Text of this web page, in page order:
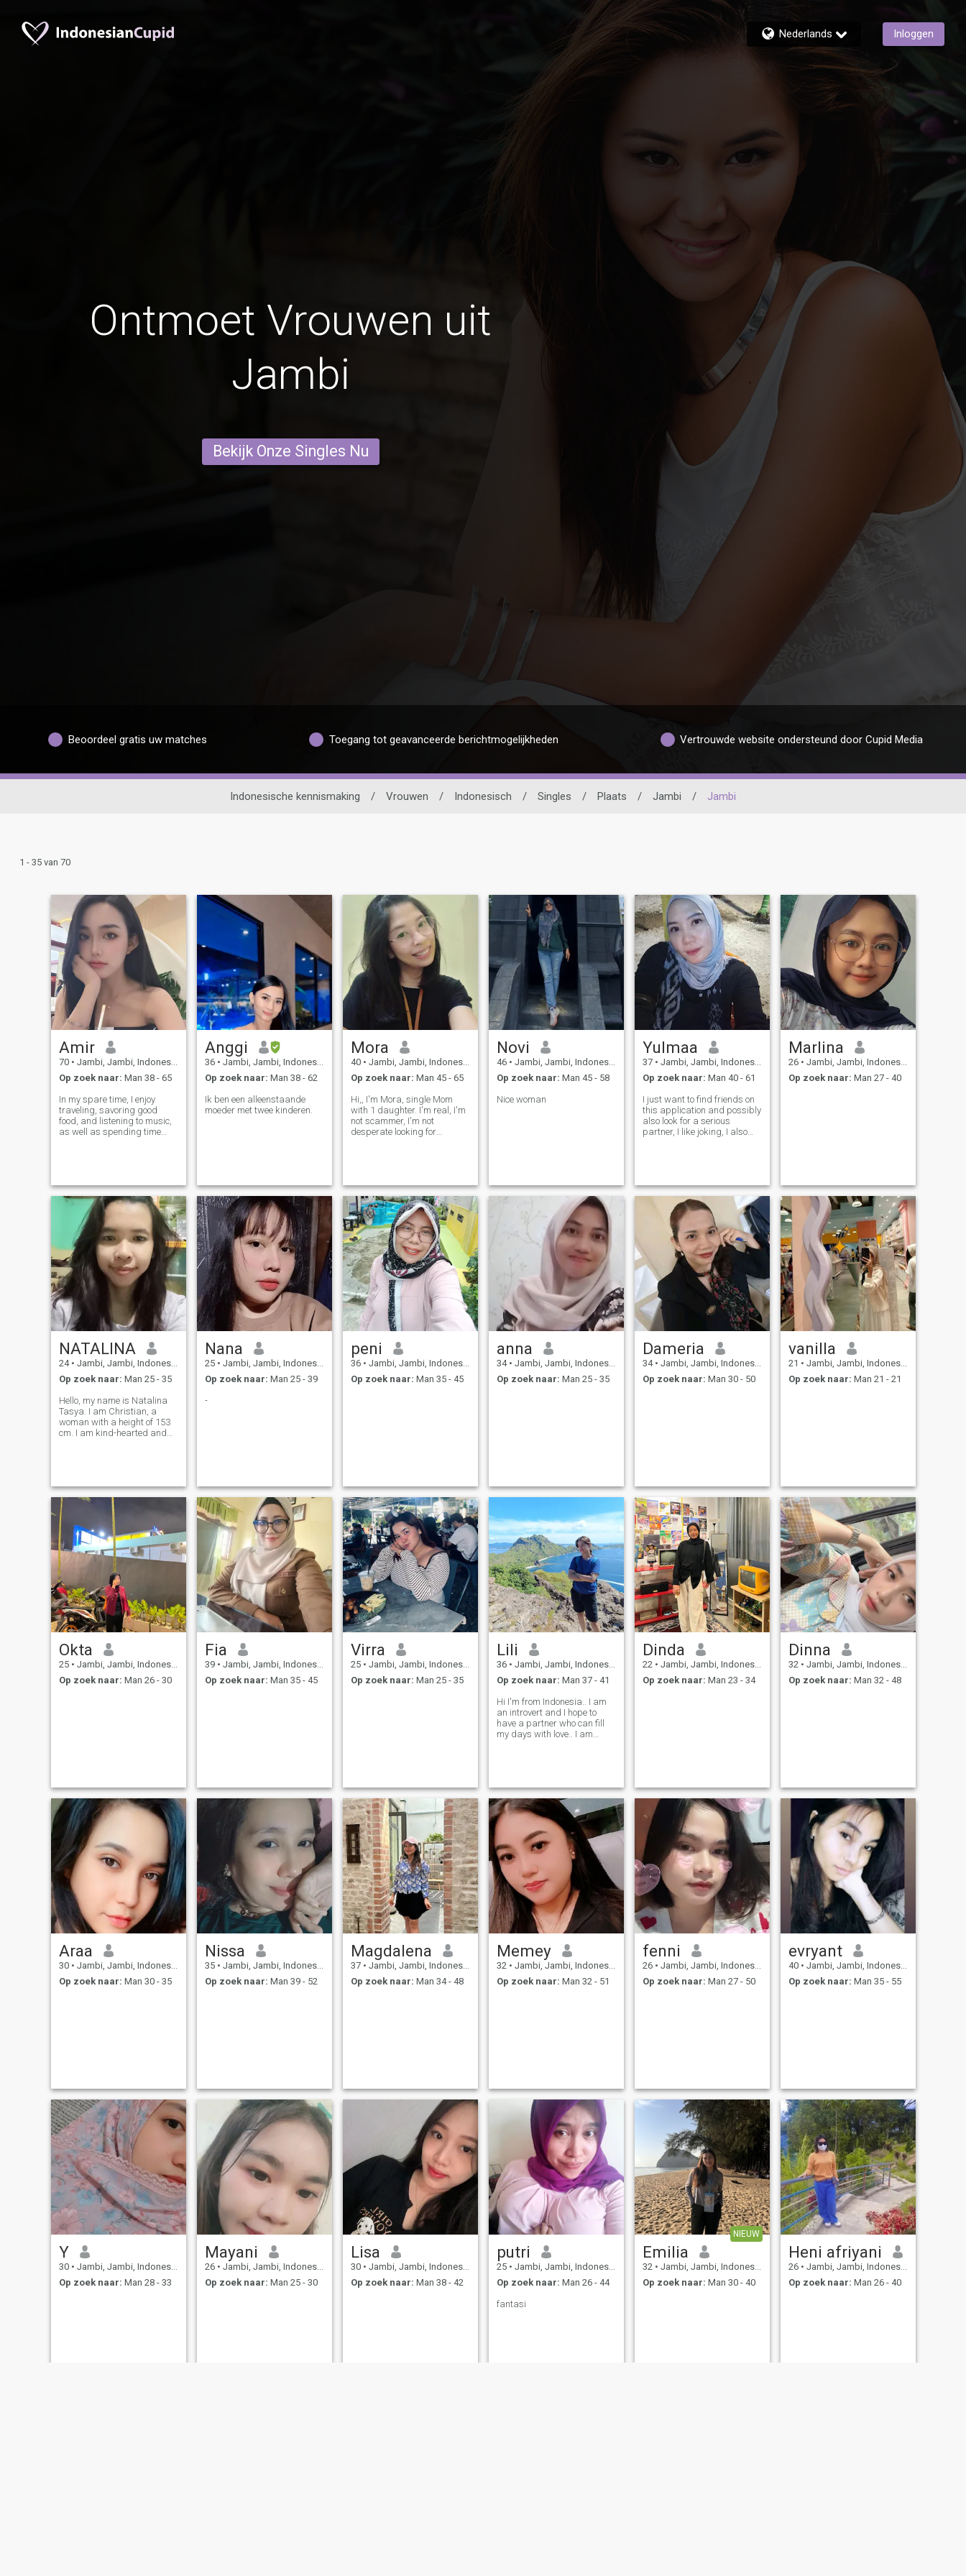
Nederlands Inloggen
Ontmoet Vrouwen uit
Jambi
Bekijk Onze Singles Nu
Beoordeel gratis uw matches Toegang tot geavanceerde berichtmogelijkheden Vertrouwde website ondersteund door Cupid Media
Indonesische kennismaking / Vrouwen / Indonesisch / Singles / Plaats / Jambi / Jambi
1 - 35 van 70
Amir
70 • Jambi, Jambi, Indonesië
Op zoek naar: Man 38 - 65
In my spare time, I enjoy
traveling, savoring good
food, and listening to music,
as well as spending time
finding someone to share lif
Anggi
36 • Jambi, Jambi, Indonesië
Op zoek naar: Man 38 - 62
Ik ben een alleenstaande
moeder met twee kinderen.
Mora
40 • Jambi, Jambi, Indonesië
Op zoek naar: Man 45 - 65
Hi,, I'm Mora, single Mom
with 1 daughter. I'm real, I'm
not scammer, I'm not
desperate looking for
for sure bcz that is what I
like to do.
Novi
46 • Jambi, Jambi, Indonesië
Op zoek naar: Man 45 - 58
Nice woman
Yulmaa
37 • Jambi, Jambi, Indonesië
Op zoek naar: Man 40 - 61
I just want to find friends on
this application and possibly
also look for a serious
partner, I like joking, I also
Marlina
26 • Jambi, Jambi, Indonesië
Op zoek naar: Man 27 - 40
NATALINA
24 • Jambi, Jambi, Indonesië
Op zoek naar: Man 25 - 35
Hello, my name is Natalina
Tasya. I am Christian, a
woman with a height of 153
cm. I am kind-hearted and
going for walks is my daily
routine ever
Nana
25 • Jambi, Jambi, Indonesië
Op zoek naar: Man 25 - 39
-
peni
36 • Jambi, Jambi, Indonesië
Op zoek naar: Man 35 - 45
anna
34 • Jambi, Jambi, Indonesië
Op zoek naar: Man 25 - 35
Dameria
34 • Jambi, Jambi, Indonesië
Op zoek naar: Man 30 - 50
vanilla
21 • Jambi, Jambi, Indonesië
Op zoek naar: Man 21 - 21
Okta
25 • Jambi, Jambi, Indonesië
Op zoek naar: Man 26 - 30
Fia
39 • Jambi, Jambi, Indonesië
Op zoek naar: Man 35 - 45
Virra
25 • Jambi, Jambi, Indonesië
Op zoek naar: Man 25 - 35
Lili
36 • Jambi, Jambi, Indonesië
Op zoek naar: Man 37 - 41
Hi I'm from Indonesia.. I am
an introvert and I hope to
have a partner who can fill
my days with love.. I am
about different cultur
Dinda
22 • Jambi, Jambi, Indonesië
Op zoek naar: Man 23 - 34
Dinna
32 • Jambi, Jambi, Indonesië
Op zoek naar: Man 32 - 48
Araa
30 • Jambi, Jambi, Indonesië
Op zoek naar: Man 30 - 35
Nissa
35 • Jambi, Jambi, Indonesië
Op zoek naar: Man 39 - 52
Magdalena
37 • Jambi, Jambi, Indonesië
Op zoek naar: Man 34 - 48
Memey
32 • Jambi, Jambi, Indonesië
Op zoek naar: Man 32 - 51
fenni
26 • Jambi, Jambi, Indonesië
Op zoek naar: Man 27 - 50
evryant
40 • Jambi, Jambi, Indonesië
Op zoek naar: Man 35 - 55
Y
30 • Jambi, Jambi, Indonesië
Op zoek naar: Man 28 - 33
Mayani
26 • Jambi, Jambi, Indonesië
Op zoek naar: Man 25 - 30
Lisa
30 • Jambi, Jambi, Indonesië
Op zoek naar: Man 38 - 42
putri
25 • Jambi, Jambi, Indonesië
Op zoek naar: Man 26 - 44
fantasi
NIEUW
Emilia
32 • Jambi, Jambi, Indonesië
Op zoek naar: Man 30 - 40
Heni afriyani
26 • Jambi, Jambi, Indonesië
Op zoek naar: Man 26 - 40